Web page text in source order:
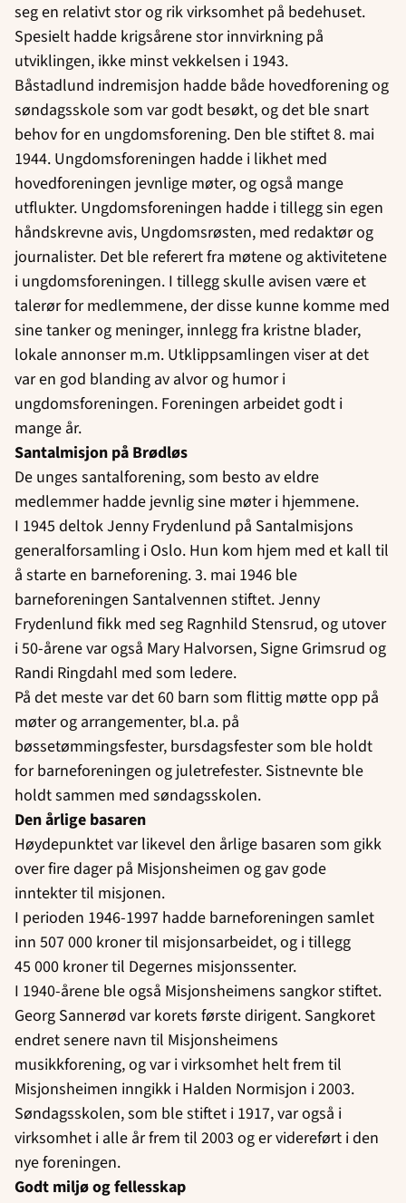
seg en relativt stor og rik virksomhet på bedehuset.
Spesielt hadde krigsårene stor innvirkning på
utviklingen, ikke minst vekkelsen i 1943.
Båstadlund indremisjon hadde både hovedforening og
søndagsskole som var godt besøkt, og det ble snart
behov for en ungdomsforening. Den ble stiftet 8. mai
1944. Ungdomsforeningen hadde i likhet med
hovedforeningen jevnlige møter, og også mange
utflukter. Ungdomsforeningen hadde i tillegg sin egen
håndskrevne avis, Ungdomsrøsten, med redaktør og
journalister. Det ble referert fra møtene og aktivitetene
i ungdomsforeningen. I tillegg skulle avisen være et
talerør for medlemmene, der disse kunne komme med
sine tanker og meninger, innlegg fra kristne blader,
lokale annonser m.m. Utklippsamlingen viser at det
var en god blanding av alvor og humor i
ungdomsforeningen. Foreningen arbeidet godt i
mange år.
Santalmisjon på Brødløs
De unges santalforening, som besto av eldre
medlemmer hadde jevnlig sine møter i hjemmene.
I 1945 deltok Jenny Frydenlund på Santalmisjons
generalforsamling i Oslo. Hun kom hjem med et kall til
å starte en barneforening. 3. mai 1946 ble
barneforeningen Santalvennen stiftet. Jenny
Frydenlund fikk med seg Ragnhild Stensrud, og utover
i 50-årene var også Mary Halvorsen, Signe Grimsrud og
Randi Ringdahl med som ledere.
På det meste var det 60 barn som flittig møtte opp på
møter og arrangementer, bl.a. på
bøssetømmingsfester, bursdagsfester som ble holdt
for barneforeningen og juletrefester. Sistnevnte ble
holdt sammen med søndagsskolen.
Den årlige basaren
Høydepunktet var likevel den årlige basaren som gikk
over fire dager på Misjonsheimen og gav gode
inntekter til misjonen.
I perioden 1946-1997 hadde barneforeningen samlet
inn 507 000 kroner til misjonsarbeidet, og i tillegg
45 000 kroner til Degernes misjonssenter.
I 1940-årene ble også Misjonsheimens sangkor stiftet.
Georg Sannerød var korets første dirigent. Sangkoret
endret senere navn til Misjonsheimens
musikkforening, og var i virksomhet helt frem til
Misjonsheimen inngikk i Halden Normisjon i 2003.
Søndagsskolen, som ble stiftet i 1917, var også i
virksomhet i alle år frem til 2003 og er videreført i den
nye foreningen.
Godt miljø og fellesskap